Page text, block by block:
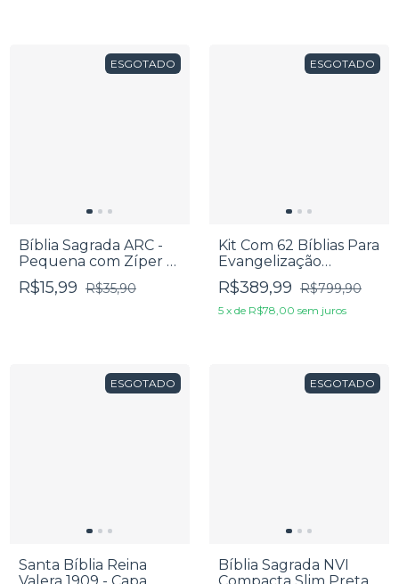
ESGOTADO
Bíblia Sagrada ARC -
Pequena com Zíper -
Edição de Promessas -
Jeans Liso
R$15,99 R$35,90
ESGOTADO
Kit Com 62 Bíblias Para
Evangelização
Pequena - RC Edição
de Promessas
R$389,99 R$799,90
5 x de R$78,00 sem juros
ESGOTADO
Santa Bíblia Reina
ESGOTADO
Bíblia Sagrada NVI